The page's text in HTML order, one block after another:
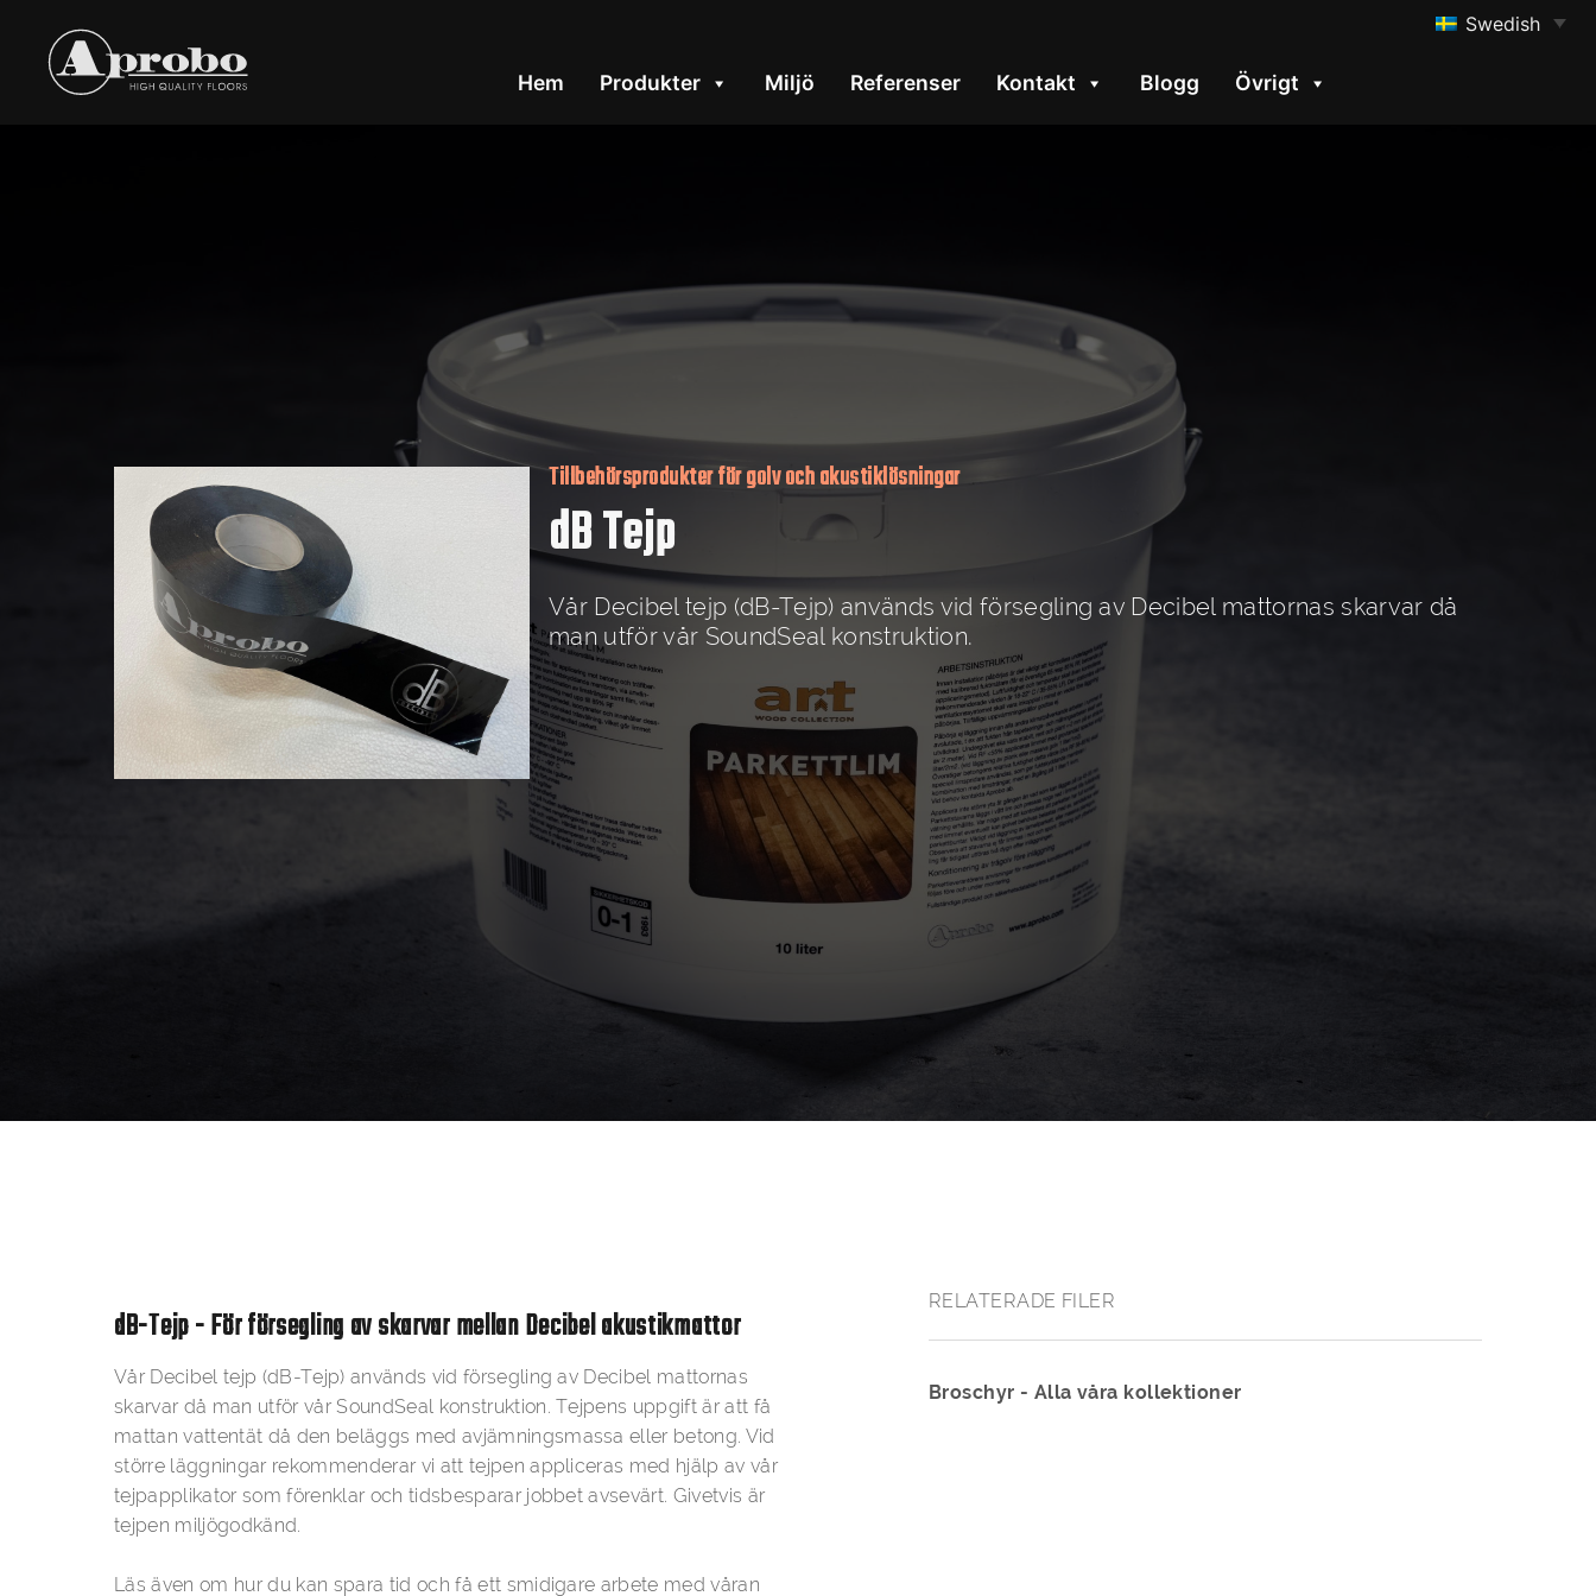
Hem Produkter Miljö Referenser Kontakt Blogg Övrigt
Swedish
Tillbehörsprodukter för golv och akustiklösningar
dB Tejp
Vår Decibel tejp (dB-Tejp) används vid försegling av Decibel mattornas skarvar då
man utför vår SoundSeal konstruktion.
dB-Tejp - För försegling av skarvar mellan Decibel akustikmattor
Vår Decibel tejp (dB-Tejp) används vid försegling av Decibel mattornas
skarvar då man utför vår SoundSeal konstruktion. Tejpens uppgift är att få
mattan vattentät då den beläggs med avjämningsmassa eller betong. Vid
större läggningar rekommenderar vi att tejpen appliceras med hjälp av vår
tejpapplikator som förenklar och tidsbesparar jobbet avsevärt. Givetvis är
tejpen miljögodkänd.
Läs även om hur du kan spara tid och få ett smidigare arbete med våran
RELATERADE FILER
Broschyr - Alla våra kollektioner